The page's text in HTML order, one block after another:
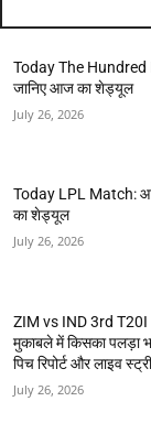
Today The
जानिए आज का शेड्यूल
July 26, 2026
Today LPL Match:
का शेड्यूल
July 26, 2026
ZIM vs IND 3rd
मुकाबले में किसका पलड़ा
पिच रिपोर्ट और लाइव
July 26, 2026